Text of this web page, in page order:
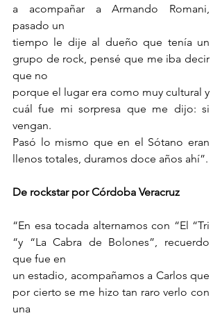
a acompañar a Armando Romani,
pasado un
tiempo le dije al dueño que tenía un
grupo de rock, pensé que me iba decir
que no
porque el lugar era como muy cultural y
cuál fue mi sorpresa que me dijo: si
vengan.
Pasó lo mismo que en el Sótano eran
llenos totales, duramos doce años ahí”.
De rockstar por Córdoba Veracruz
“En esa tocada alternamos con “El “Tri
“y “La Cabra de Bolones”, recuerdo
que fue en
un estadio, acompañamos a Carlos que
por cierto se me hizo tan raro verlo con
una